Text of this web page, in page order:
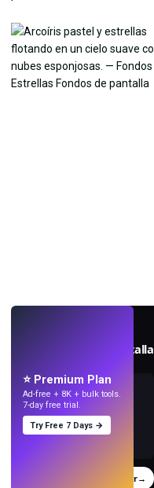
Crea fondos de pantalla
Probar→
⭐ Premium Plan
Ad-free + 8K + bulk tools.
7-day free trial.
Try Free 7 Days →